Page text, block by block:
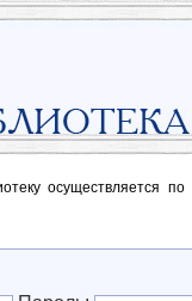
осуществляется